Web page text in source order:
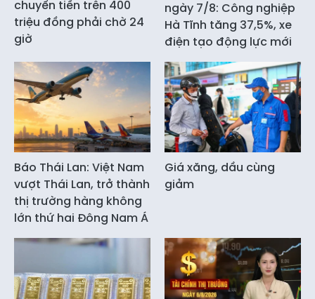
chuyển tiền trên 400
triệu đồng phải chờ 24
giờ
ngày 7/8: Công nghiệp
Hà Tĩnh tăng 37,5%, xe
điện tạo động lực mới
Báo Thái Lan: Việt Nam
vượt Thái Lan, trở thành
thị trường hàng không
lớn thứ hai Đông Nam Á
Giá xăng, dầu cùng
giảm